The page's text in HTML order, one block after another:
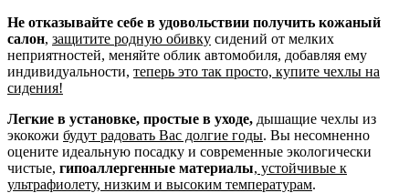
Не отказывайте себе в удовольствии получить кожаный
салон, защитите родную обивку сидений от мелких
неприятностей, меняйте облик автомобиля, добавляя ему
индивидуальности, теперь это так просто, купите чехлы на
сидения!
Легкие в установке, простые в уходе, дышащие чехлы из
экокожи будут радовать Вас долгие годы. Вы несомненно
оцените идеальную посадку и современные экологически
чистые, гипоаллергенные материалы, устойчивые к
ультрафиолету, низким и высоким температурам.